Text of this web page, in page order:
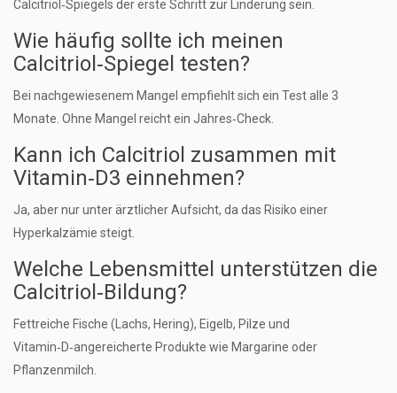
Calcitriol‑Spiegels der erste Schritt zur Linderung sein.
Wie häufig sollte ich meinen
Calcitriol‑Spiegel testen?
Bei nachgewiesenem Mangel empfiehlt sich ein Test alle 3
Monate. Ohne Mangel reicht ein Jahres‑Check.
Kann ich Calcitriol zusammen mit
Vitamin‑D3 einnehmen?
Ja, aber nur unter ärztlicher Aufsicht, da das Risiko einer
Hyperkalzämie steigt.
Welche Lebensmittel unterstützen die
Calcitriol‑Bildung?
Fettreiche Fische (Lachs, Hering), Eigelb, Pilze und
Vitamin‑D‑angereicherte Produkte wie Margarine oder
Pflanzenmilch.